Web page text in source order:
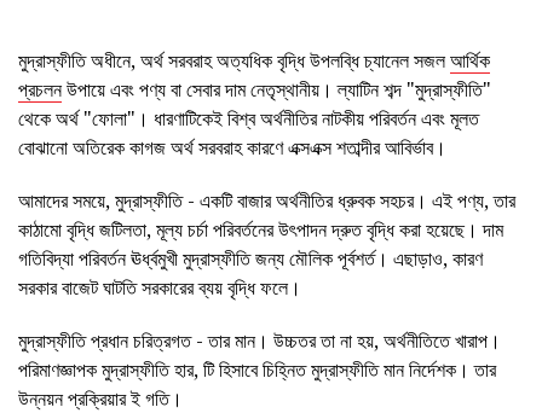
মুদ্রাস্ফীতি অধীনে, অর্থ সরবরাহ অত্যধিক বৃদ্ধি উপলব্ধি চ্যানেল সজলআর্থিক
প্রচলনউপায়ে এবং পণ্য বা সেবার দাম নেতৃস্থানীয়। ল্যাটিন শব্দ "মুদ্রাস্ফীতি"
থেকে অর্থ "ফোলা"। ধারণাটিকেই বিশ্ব অর্থনীতির নাটকীয় পরিবর্তন এবং মূলত
বোঝানো অতিরেক কাগজ অর্থ সরবরাহ কারণে এক্সএক্স শতাব্দীর আবির্ভাব।
আমাদের সময়ে, মুদ্রাস্ফীতি - একটি বাজার অর্থনীতির ধ্রুবক সহচর। এই পণ্য, তার
কাঠামো বৃদ্ধি জটিলতা, মূল্য চর্চা পরিবর্তনের উৎপাদন দ্রুত বৃদ্ধি করা হয়েছে। দাম
গতিবিদ্যা পরিবর্তন ঊর্ধ্বমুখী মুদ্রাস্ফীতি জন্য মৌলিক পূর্বশর্ত। এছাড়াও, কারণ
সরকার বাজেট ঘাটতি সরকারের ব্যয় বৃদ্ধি ফলে।
মুদ্রাস্ফীতি প্রধান চরিত্রগত - তার মান। উচ্চতর তা না হয়, অর্থনীতিতে খারাপ।
পরিমাণজ্ঞাপক মুদ্রাস্ফীতি হার, টি হিসাবে চিহ্নিত মুদ্রাস্ফীতি মান নির্দেশক। তার
উন্নয়ন প্রক্রিয়ার ই গতি।